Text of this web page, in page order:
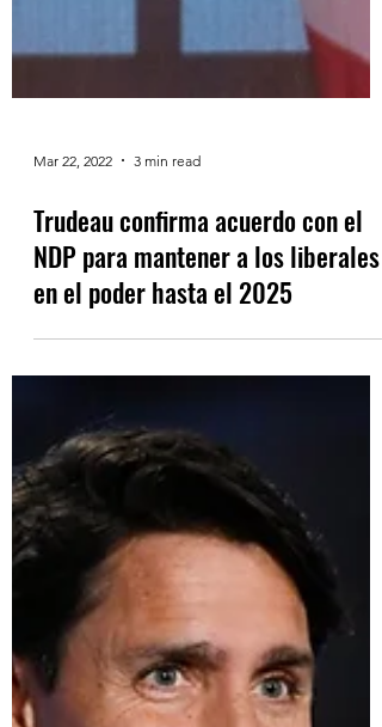
Mar 22, 2022 3 min read
Trudeau confirma acuerdo con el
NDP para mantener a los liberales
en el poder hasta el 2025